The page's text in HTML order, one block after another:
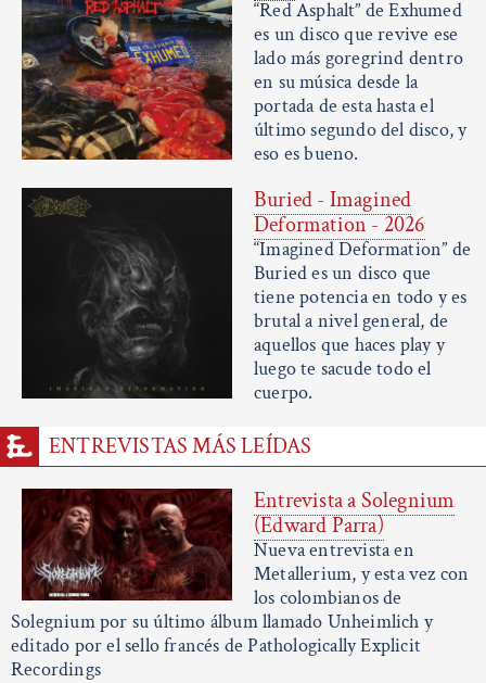
“Red Asphalt” de Exhumed
es un disco que revive ese
lado más goregrind dentro
en su música desde la
portada de esta hasta el
último segundo del disco, y
eso es bueno.
Buried - Imagined
Deformation - 2026
“Imagined Deformation” de
Buried es un disco que
tiene potencia en todo y es
brutal a nivel general, de
aquellos que haces play y
luego te sacude todo el
cuerpo.
ENTREVISTAS MÁS LEÍDAS
Entrevista a Solegnium
(Edward Parra)
Nueva entrevista en
Metallerium, y esta vez con
los colombianos de
Solegnium por su último álbum llamado Unheimlich y
editado por el sello francés de Pathologically Explicit
Recordings